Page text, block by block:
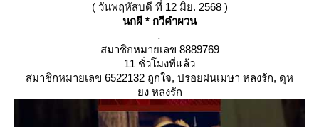
( วันพฤหัสบดี ที่ 12 มิย. 2568 )
นกผี * กวีคำผวน
.
สมาชิกหมายเลข 8889769
11 ชั่วโมงที่แล้ว
สมาชิกหมายเลข 6522132 ถูกใจ, ปรอยฝนเมษา หลงรัก, ดุห
ง หลงรัก